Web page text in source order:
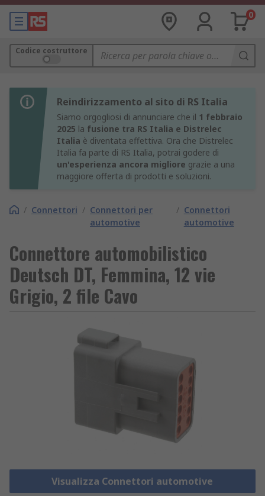
0
Codice costruttore
Reindirizzamento al sito di RS Italia
Siamo orgogliosi di annunciare che il 1 febbraio
2025 la fusione tra RS Italia e Distrelec
Italia è diventata effettiva. Ora che Distrelec
Italia fa parte di RS Italia, potrai godere di
un'esperienza ancora migliore grazie a una
maggiore offerta di prodotti e soluzioni.
/ Connettori / Connettori per
automotive
/ Connettori
automotive
Connettore automobilistico
Deutsch DT, Femmina, 12 vie
Grigio, 2 file Cavo
Visualizza Connettori automotive